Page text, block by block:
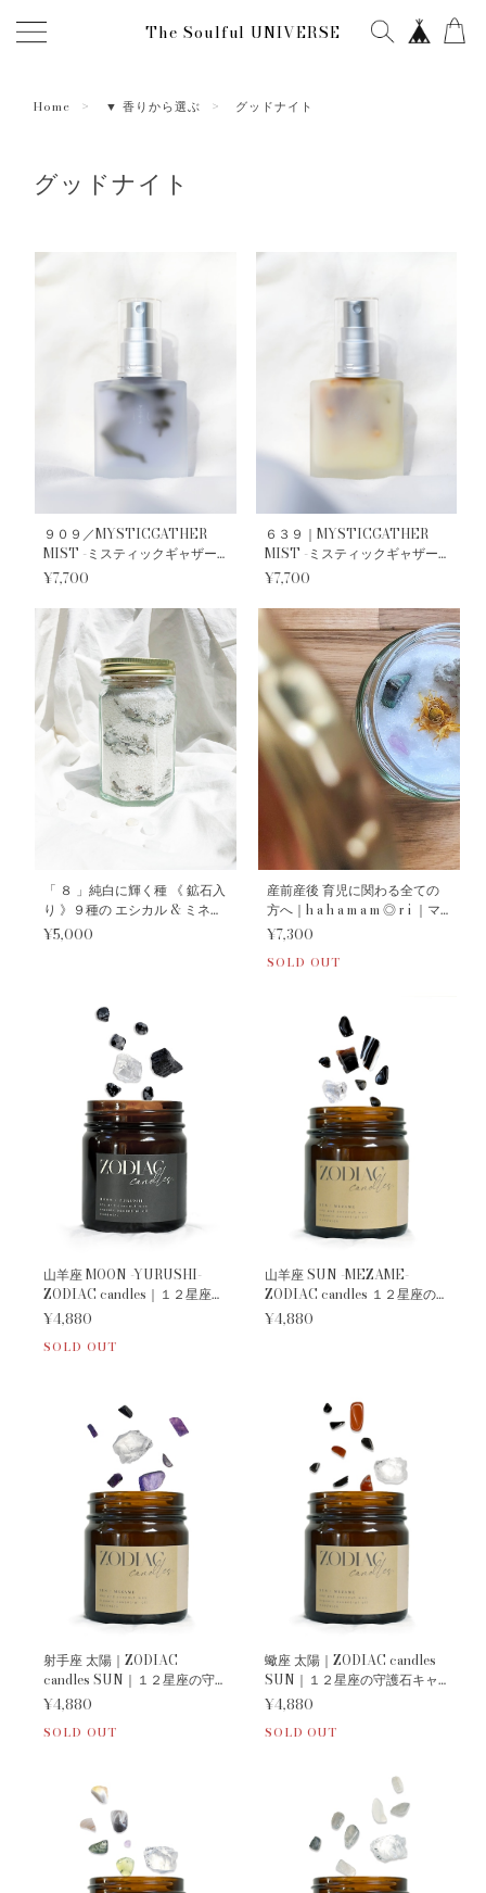
The Soulful UNIVERSE
Home ▼ 香りから選ぶ グッドナイト
グッドナイト
９０９／MYSTICGATHER
MIST -ミスティックギャザー
ミスト-
¥7,700
６３９｜MYSTICGATHER
MIST -ミスティックギャザー
ミスト-
¥7,700
「 ８ 」純白に輝く種 《 鉱石入
り 》９種の エシカル & ミネラ
ルズ ハーバル バスポプリ｜
¥5,000
産前産後 育児に関わる全ての
方へ｜h a h a m a m ◎ r i ｜マ
マ ＆ ベビー パーソナル ハーバ
¥7,300
SOLD OUT
山羊座 MOON -YURUSHI-
ZODIAC candles｜１２星座の
守護石キャンドル
¥4,880
SOLD OUT
山羊座 SUN -MEZAME-
ZODIAC candles １２星座の
守護石キャンドル
¥4,880
射手座 太陽｜ZODIAC
candles SUN｜１２星座の守
護石キャンドル《 M E Z A M E
¥4,880
SOLD OUT
蠍座 太陽｜ZODIAC candles
SUN｜１２星座の守護石キャ
ンドル《 M E Z A M E 》
¥4,880
SOLD OUT